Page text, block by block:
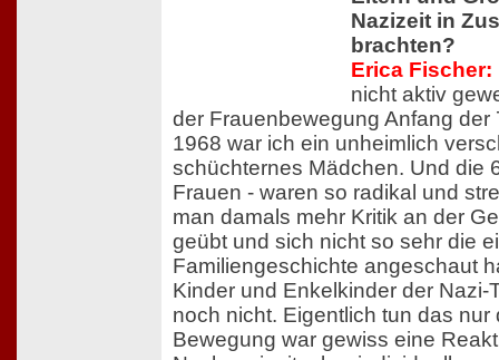
Nazizeit in
brachten?
Erica Fischer:
nicht aktiv
der Frauenbewegung Anfang der
1968 war ich ein unheimlich
schüchternes Mädchen. Und die
Frauen - waren so radikal und
man damals mehr Kritik an der
geübt und sich nicht so sehr die
Familiengeschichte angeschaut
Kinder und Enkelkinder der Nazi-
noch nicht. Eigentlich tun das nur
Bewegung war gewiss eine